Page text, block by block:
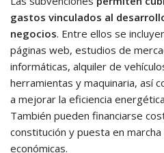
gastos vinculados al
negocios. Entre ellos se
páginas web, estudios de
informáticas, alquiler de
herramientas y maquinaria, así
a mejorar la eficiencia
También pueden financiarse
constitución y puesta en
económicas.